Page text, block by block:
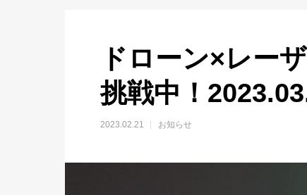
ドローン×レー
挑戦中！
2023.02.21 お知らせ